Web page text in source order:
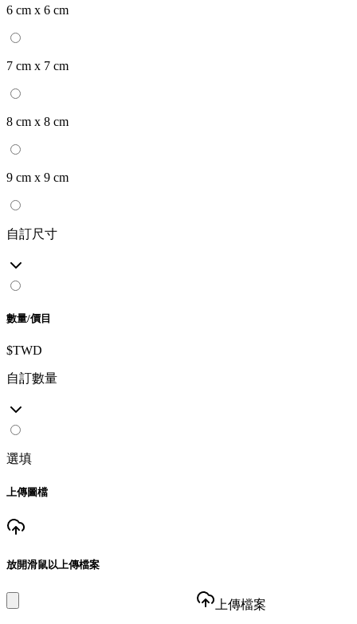
6 cm x 6 cm
7 cm x 7 cm
8 cm x 8 cm
9 cm x 9 cm
自訂尺寸
數量/價目
$TWD
自訂數量
選填
上傳圖檔
放開滑鼠以上傳檔案
上傳檔案